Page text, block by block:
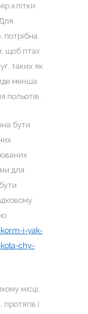
клітки
потрібна
щоб птах
таких як
менша
польотів.
бути
для
i-yak-
chy-
місці,
і